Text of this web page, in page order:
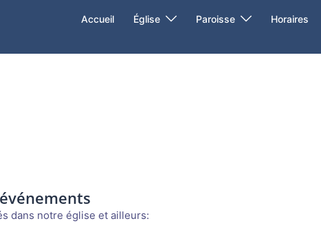
Accueil Église Paroisse Horaires
dans notre église et ailleurs: